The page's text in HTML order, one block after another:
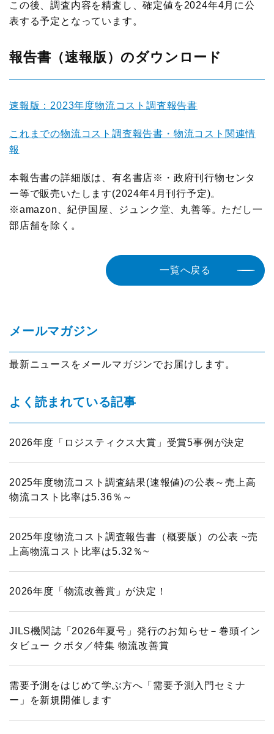
物流現場改善事例集
物流技術管理士「優秀論文」
調査研究実績一覧
標準企業コードの取得要領
この後、調査内容を精査し、確定値を2024年4月に公
表する予定となっています。
報告書（速報版）のダウンロード
速報版：2023年度物流コスト調査報告書
これまでの物流コスト調査報告書・物流コスト関連情
報
本報告書の詳細版は、有名書店※・政府刊行物センタ
ー等で販売いたします(2024年4月刊行予定)。
※amazon、紀伊国屋、ジュンク堂、丸善等。ただし一
部店舗を除く。
一覧へ戻る
メールマガジン
最新ニュースをメールマガジンでお届けします。
よく読まれている記事
2026年度「ロジスティクス大賞」受賞5事例が決定
2025年度物流コスト調査結果(速報値)の公表～売上高
物流コスト比率は5.36％～
2025年度物流コスト調査報告書（概要版）の公表 ~売
上高物流コスト比率は5.32％~
2026年度「物流改善賞」が決定！
JILS機関誌「2026年夏号」発行のお知らせ－巻頭イン
タビュー クボタ／特集 物流改善賞
需要予測をはじめて学ぶ方へ「需要予測入門セミナ
ー」を新規開催します